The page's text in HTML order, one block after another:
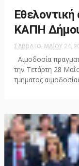
ΚΑΠΗ
ΣΆΒΒΑΤΟ, ΜΑΪ́ΟΥ 24,
Αιμοδοσία
την Τετάρτη 28
τμήματος